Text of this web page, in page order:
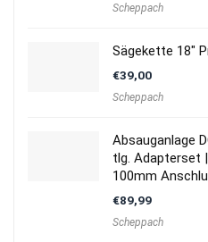
Scheppach
Sägekette 18″
€39,00
Scheppach
Absauganlage
tlg. Adapterset
100mm
€89,99
Scheppach